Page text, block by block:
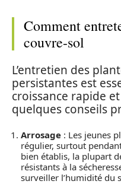
Comment
couvre-sol
L’entretien des
persistantes est
croissance rapide
quelques conseils
Arrosage : Les jeunes
régulier, surtout
bien établis, la plupart
résistants à la
surveiller l’humidité du